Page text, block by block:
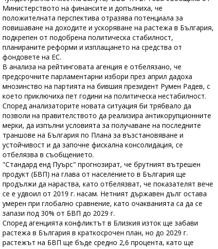
Министерството на финансите и допълниха, че
положителната перспектива отразява потенциала за
повишаване на доходите и ускоряване на растежа в България,
подкрепен от подобрена политическа стабилност,
планираните реформи и изплащането на средства от
фондовете на ЕС.
В анализа на рейтинговата агенция е отбелязано, че
предсрочните парламентарни избори през април дадоха
мнозинство на партията на бившия президент Румен Радев, с
което приключиха пет години на политическа нестабилност.
Според анализаторите новата ситуация би трябвало да
позволи на правителството да реализира антикорупционните
мерки, да изпълни условията за получаване на последните
траншове на България по Плана за възстановяване и
устойчивост и да започне фискална консолидация, се
отбелязва в съобщението.
"Стандард енд Пуърс" прогнозират, че брутният вътрешен
продукт (БВП) на глава от населението в България ще
продължи да нараства, като отбелязват, че показателят вече
се е удвоил от 2019 г. насам. Нетният държавен дълг остава
умерен при глобално сравнение, като очакванията са да се
запази под 30% от БВП до 2029 г.
Според агенцията конфликтът в Близкия изток ще забави
растежа в България в краткосрочен план, но до 2029 г.
растежът на БВП ще бъде средно 2,6 процента, като ще